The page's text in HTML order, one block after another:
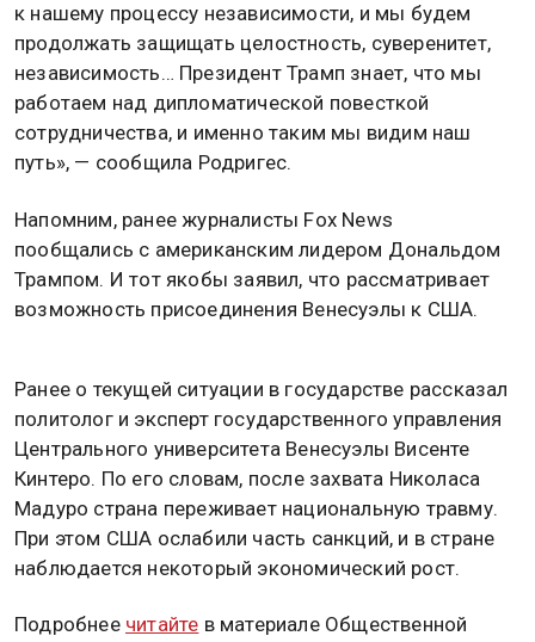
к нашему процессу независимости, и мы будем
продолжать защищать целостность, суверенитет,
независимость… Президент Трамп знает, что мы
работаем над дипломатической повесткой
сотрудничества, и именно таким мы видим наш
путь», — сообщила Родригес.
Напомним, ранее журналисты Fox News
пообщались с американским лидером Дональдом
Трампом. И тот якобы заявил, что рассматривает
возможность присоединения Венесуэлы к США.
Ранее о текущей ситуации в государстве рассказал
политолог и эксперт государственного управления
Центрального университета Венесуэлы Висенте
Кинтеро. По его словам, после захвата Николаса
Мадуро страна переживает национальную травму.
При этом США ослабили часть санкций, и в стране
наблюдается некоторый экономический рост.
Подробнее читайте в материале Общественной